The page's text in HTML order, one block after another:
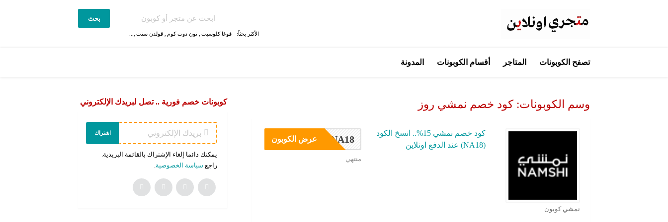
بحث
الأكثر بحثاً: فوغا كلوسيت نون دوت كوم قولدن سنت
إلى
تصفح الكوبونات المتاجر أقسام الكوبونات المدونة
وسم الكوبونات: كود خصم نمشي روز
نمشي كوبون
كود خصم نمشي 15%.. انسخ الكود
(NA18) عند الدفع اونلاين
NA18 عرض الكوبون
منتهي
كوبونات خصم فورية .. تصل لبريدك الإلكتروني
اشتراك
يمكنك دائما إلغاء الإشتراك بالقائمة البريدية.
راجع سياسة الخصوصية